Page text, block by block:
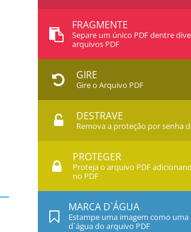
FRAGMENTE
Separe um único PDF dentre
arquivos PDF
GIRE
Gire o Arquivo PDF
DESTRAVE
Remova a proteção por senha
PROTEGER
Proteja o arquivo PDF
no PDF
MARCA D`ÁGUA
Estampe uma imagem como uma
d`água do arquivo PDF